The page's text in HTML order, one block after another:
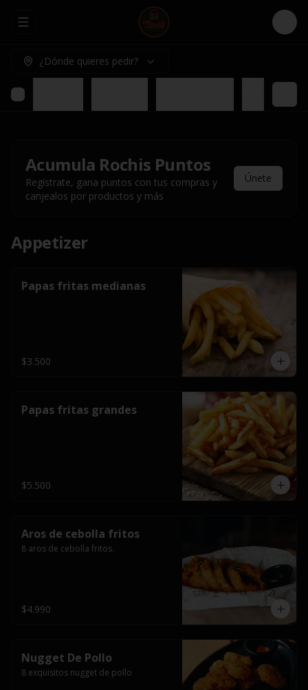
Abrir menu de navegación Login
¿Dónde quieres pedir?
Acumula Rochis Puntos
Regístrate, gana puntos con tus compras y
canjealos por productos y más
Únete
Appetizer
Papas fritas medianas
$3.500
Papas fritas grandes
$5.500
Aros de cebolla fritos
8 aros de cebolla fritos.
$4.990
Nugget De Pollo
8 exquisitos nugget de pollo